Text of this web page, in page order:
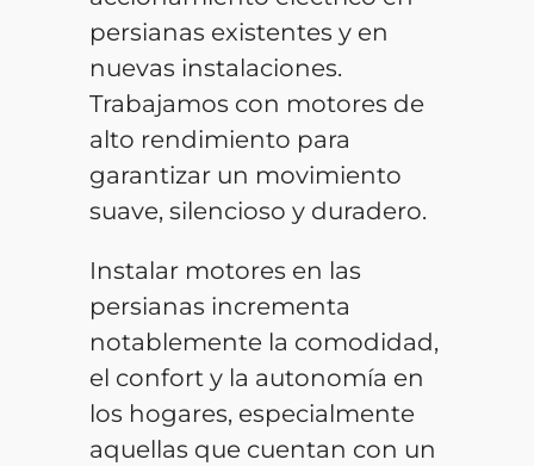
persianas existentes y en
nuevas instalaciones.
Trabajamos con motores de
alto rendimiento para
garantizar un movimiento
suave, silencioso y duradero.
Instalar motores en las
persianas incrementa
notablemente la comodidad,
el confort y la autonomía en
los hogares, especialmente
aquellas que cuentan con un